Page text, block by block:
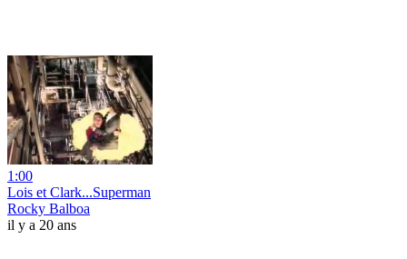
1:00
Lois et Clark...Superman
Rocky Balboa
il y a 20 ans